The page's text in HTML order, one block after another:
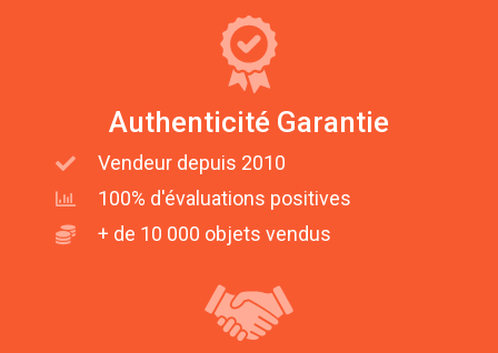
Authenticité Garantie
Vendeur depuis 2010
100% d'évaluations positives
+ de 10 000 objets vendus